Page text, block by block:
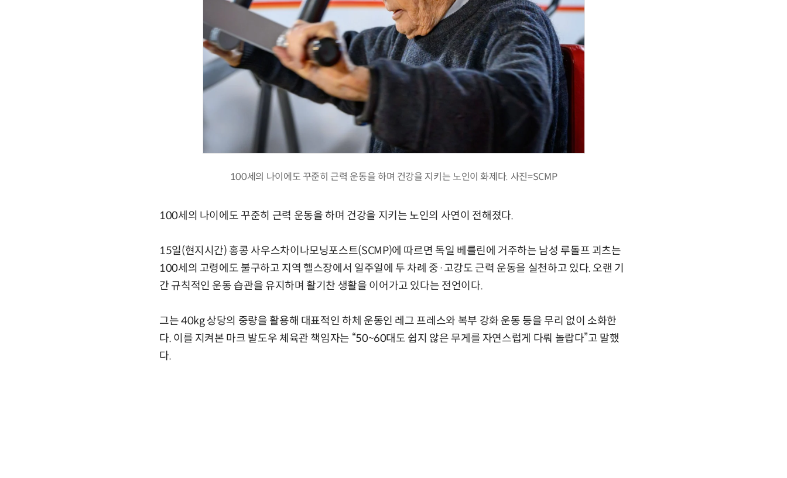
100세의 나이에도 꾸준히 근력 운동을 하며 건강을 지키는 노인이 화제다. 사진=SCMP
100세의 나이에도 꾸준히 근력 운동을 하며 건강을 지키는 노인의 사연이 전해졌다.
15일(현지시간) 홍콩 사우스차이나모닝포스트(SCMP)에 따르면 독일 베를린에 거주하는 남성 루돌프 괴츠는
100세의 고령에도 불구하고 지역 헬스장에서 일주일에 두 차례 중·고강도 근력 운동을 실천하고 있다. 오랜 기
간 규칙적인 운동 습관을 유지하며 활기찬 생활을 이어가고 있다는 전언이다.
그는 40kg 상당의 중량을 활용해 대표적인 하체 운동인 레그 프레스와 복부 강화 운동 등을 무리 없이 소화한
다. 이를 지켜본 마크 발도우 체육관 책임자는 “50~60대도 쉽지 않은 무게를 자연스럽게 다뤄 놀랍다”고 말했
다.